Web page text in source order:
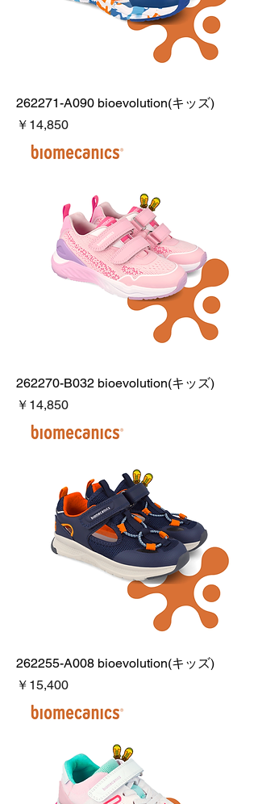
262271-A090 bioevolution(キッズ)
価格
￥14,850
262270-B032 bioevolution(キッズ)
価格
￥14,850
262255-A008 bioevolution(キッズ)
価格
￥15,400